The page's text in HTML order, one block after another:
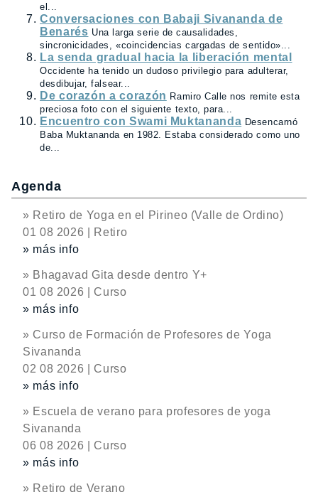
el...
Conversaciones con Babaji Sivananda de
Benarés Una larga serie de causalidades,
sincronicidades, «coincidencias cargadas de sentido»...
La senda gradual hacia la liberación mental
Occidente ha tenido un dudoso privilegio para adulterar,
desdibujar, falsear...
De corazón a corazón Ramiro Calle nos remite esta
preciosa foto con el siguiente texto, para...
Encuentro con Swami Muktananda Desencarnó
Baba Muktananda en 1982. Estaba considerado como uno
de...
Agenda
» Retiro de Yoga en el Pirineo (Valle de Ordino)
01 08 2026 | Retiro
» más info
» Bhagavad Gita desde dentro Y+
01 08 2026 | Curso
» más info
» Curso de Formación de Profesores de Yoga
Sivananda
02 08 2026 | Curso
» más info
» Escuela de verano para profesores de yoga
Sivananda
06 08 2026 | Curso
» más info
» Retiro de Verano